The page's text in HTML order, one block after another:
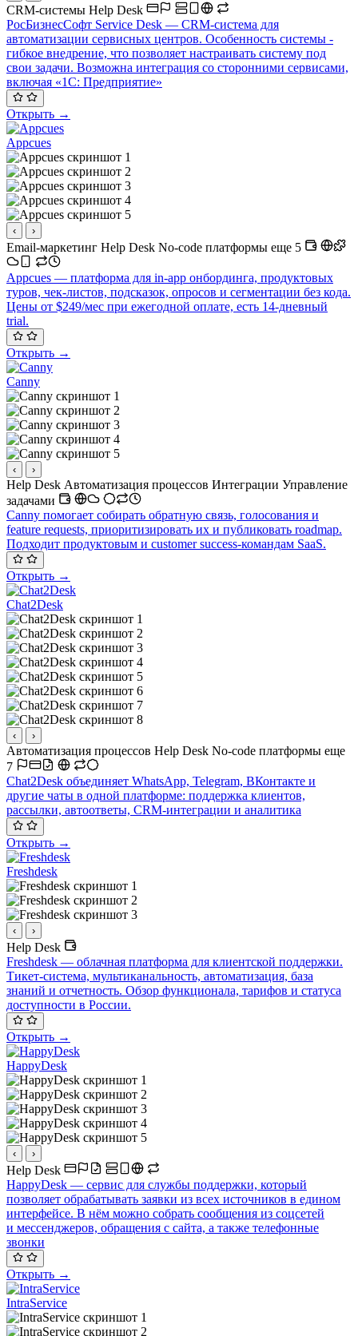
CRM-системы Help Desk
РосБизнесСофт Service Desk — CRM-система для
автоматизации сервисных центров. Особенность системы -
гибкое внедрение, что позволяет настраивать систему под
свои задачи. Возможна интеграция со сторонними сервисами,
включая «1C: Предприятие»
Открыть →
Appcues
‹ ›
Email-маркетинг Help Desk No-code платформы еще 5
Appcues — платформа для in-app онбординга, продуктовых
туров, чек-листов, подсказок, опросов и сегментации без кода.
Цены от $249/мес при ежегодной оплате, есть 14-дневный
trial.
Открыть →
Canny
‹ ›
Help Desk Автоматизация процессов Интеграции Управление
задачами
Canny помогает собирать обратную связь, голосования и
feature requests, приоритизировать их и публиковать roadmap.
Подходит продуктовым и customer success-командам SaaS.
Открыть →
Chat2Desk
‹ ›
Автоматизация процессов Help Desk No-code платформы еще
7
Chat2Desk объединяет WhatsApp, Telegram, ВКонтакте и
другие чаты в одной платформе: поддержка клиентов,
рассылки, автоответы, CRM-интеграции и аналитика
Открыть →
Freshdesk
‹ ›
Help Desk
Freshdesk — облачная платформа для клиентской поддержки.
Тикет-система, мультиканальность, автоматизация, база
знаний и отчетность. Обзор функционала, тарифов и статуса
доступности в России.
Открыть →
HappyDesk
‹ ›
Help Desk
HappyDesk — сервис для службы поддержки, который
позволяет обрабатывать заявки из всех источников в едином
интерфейсе. В нём можно собрать сообщения из соцсетей
и мессенджеров, обращения с сайта, а также телефонные
звонки
Открыть →
IntraService